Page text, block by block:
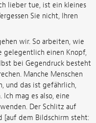
lieber tue, ist ein kleines
Sie nicht, Ihren
wir. So arbeiten, wie
gelegentlich einen Knopf,
bei Gegendruck besteht
Manche Menschen
und das ist gefährlich,
Ich mag es also, eine
Der Schlitz auf
[auf dem Bildschirm steht: